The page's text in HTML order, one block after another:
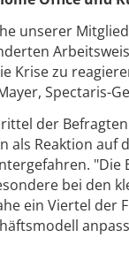
unserer
Krise zu
Spectaris-
der
als Reaktion auf
"Die
bei den
ein Viertel der